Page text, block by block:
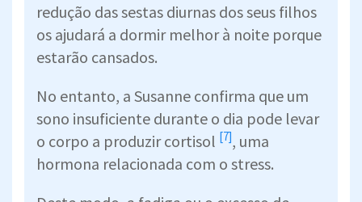
redução das sestas diurnas dos seus filhos
os ajudará a dormir melhor à noite porque
estarão cansados.
No entanto, a Susanne confirma que um
sono insuficiente durante o dia pode levar
o corpo a produzircortisol [7], uma
hormona relacionada com o stress.